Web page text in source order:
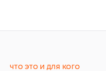
ЧТО ЭТО И ДЛЯ КОГО